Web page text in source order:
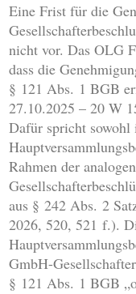
Eine Frist für die
nicht vor. Das OLG
dass die
§ 121 Abs. 1 BGB
27.10.2025 – 20 W
Dafür spricht sowohl
Rahmen der
aus § 242 Abs. 2
2026, 520, 521 f.).
GmbH-
§ 121 Abs. 1 BGB